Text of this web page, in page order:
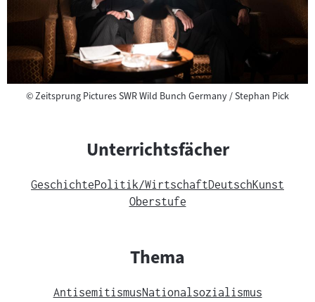
©Copyright
Zeitsprung Pictures SWR Wild Bunch Germany / Stephan Pick
Unterrichtsfächer
GeschichtePolitik/WirtschaftDeutschKunst
Oberstufe
Thema
AntisemitismusNationalsozialismus